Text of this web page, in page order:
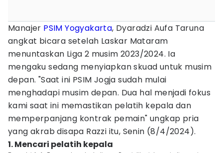
Manajer PSIM Yogyakarta, Dyaradzi Aufa Taruna
angkat bicara setelah Laskar Mataram
menuntaskan Liga 2 musim 2023/2024. Ia
mengaku sedang menyiapkan skuad untuk musim
depan. "Saat ini PSIM Jogja sudah mulai
menghadapi musim depan. Dua hal menjadi fokus
kami saat ini memastikan pelatih kepala dan
memperpanjang kontrak pemain" ungkap pria
yang akrab disapa Razzi itu, Senin (8/4/2024).
1. Mencari pelatih kepala